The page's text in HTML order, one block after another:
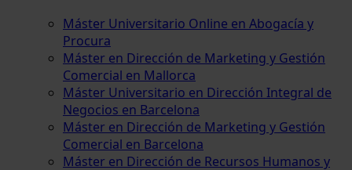
Máster Universitario Online en Abogacía y
Procura
Máster en Dirección de Marketing y Gestión
Comercial en Mallorca
Máster Universitario en Dirección Integral de
Negocios en Barcelona
Máster en Dirección de Marketing y Gestión
Comercial en Barcelona
Máster en Dirección de Recursos Humanos y